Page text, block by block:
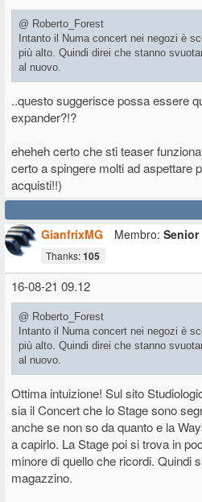
@ Roberto_Forest
Intanto il Numa concert nei negozi è
più alto. Quindi direi che stanno
al nuovo.
..questo suggerisce possa essere
expander?!?
eheheh certo che sti teaser
certo a spingere molti ad aspettare
acquisti!!)
GianfrixMG
Membro: Senior
Thanks:105
16-08-21 09.12
@ Roberto_Forest
Intanto il Numa concert nei negozi è
più alto. Quindi direi che stanno
al nuovo.
Ottima intuizione! Sul sito
sia il Concert che lo Stage sono
anche se non so da quanto e la
a capirlo. La Stage poi si trova in
minore di quello che ricordi. Quindi
magazzino.